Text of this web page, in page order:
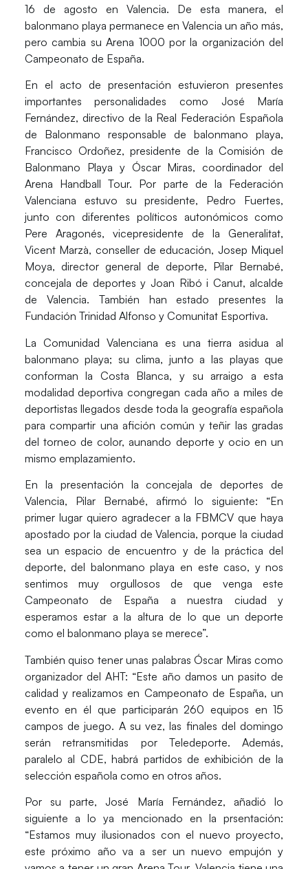
16 de agosto en Valencia. De esta manera, el
balonmano playa permanece en Valencia un año más,
pero cambia su Arena 1000 por la organización del
Campeonato de España.
En el acto de presentación estuvieron presentes
importantes personalidades como José María
Fernández, directivo de la Real Federación Española
de Balonmano responsable de balonmano playa,
Francisco Ordoñez, presidente de la Comisión de
Balonmano Playa y Óscar Miras, coordinador del
Arena Handball Tour. Por parte de la Federación
Valenciana estuvo su presidente, Pedro Fuertes,
junto con diferentes políticos autonómicos como
Pere Aragonés, vicepresidente de la Generalitat,
Vicent Marzà, conseller de educación, Josep Miquel
Moya, director general de deporte, Pilar Bernabé,
concejala de deportes y Joan Ribó i Canut, alcalde
de Valencia. También han estado presentes la
Fundación Trinidad Alfonso y Comunitat Esportiva.
La Comunidad Valenciana es una tierra asidua al
balonmano playa; su clima, junto a las playas que
conforman la Costa Blanca, y su arraigo a esta
modalidad deportiva congregan cada año a miles de
deportistas llegados desde toda la geografía española
para compartir una afición común y teñir las gradas
del torneo de color, aunando deporte y ocio en un
mismo emplazamiento.
En la presentación la concejala de deportes de
Valencia, Pilar Bernabé, afirmó lo siguiente: “En
primer lugar quiero agradecer a la FBMCV que haya
apostado por la ciudad de Valencia, porque la ciudad
sea un espacio de encuentro y de la práctica del
deporte, del balonmano playa en este caso, y nos
sentimos muy orgullosos de que venga este
Campeonato de España a nuestra ciudad y
esperamos estar a la altura de lo que un deporte
como el balonmano playa se merece”.
También quiso tener unas palabrasÓscar Miras como
organizador del AHT: “Este año damos un pasito de
calidad y realizamos en Campeonato de España, un
evento en él que participarán 260 equipos en 15
campos de juego. A su vez, las finales del domingo
serán retransmitidas por Teledeporte. Además,
paralelo al CDE, habrá partidos de exhibición de la
selección española como en otros años.
Por su parte, José María Fernández, añadió lo
siguiente a lo ya mencionado en la prsentación:
“Estamos muy ilusionados con el nuevo proyecto,
este próximo año va a ser un nuevo empujón y